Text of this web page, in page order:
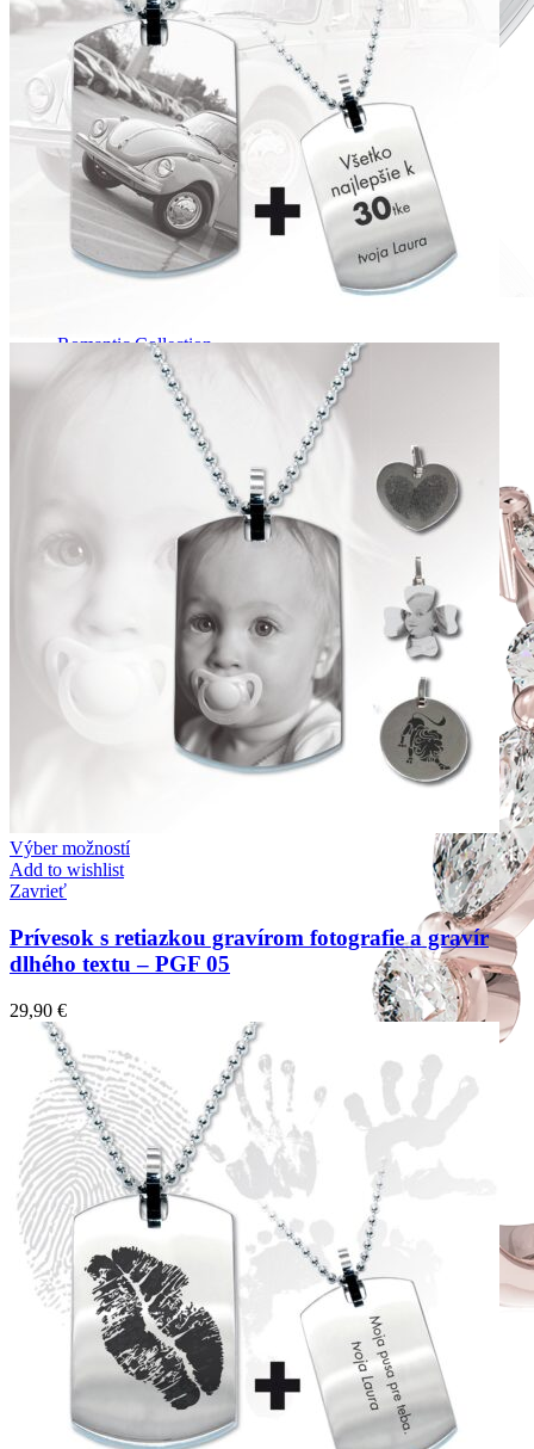
Romantic Collection
Zásnubné prstne z kolekcie Romantic.
Výber možností
Add to wishlist
Zavrieť
Prívesok s retiazkou gravírom fotografie a gravír
dlhého textu – PGF 05
29,90 €